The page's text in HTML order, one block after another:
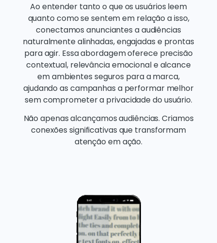
Ao entender tanto o que os usuários leem
quanto como se sentem em relação a isso,
conectamos anunciantes a audiências
naturalmente alinhadas, engajadas e prontas
para agir. Essa abordagem oferece precisão
contextual, relevância emocional e alcance
em ambientes seguros para a marca,
ajudando as campanhas a performar melhor
sem comprometer a privacidade do usuário.
Não apenas alcançamos audiências. Criamos
conexões significativas que transformam
atenção em ação.